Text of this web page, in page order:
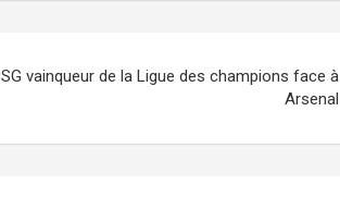
vainqueur de la Ligue des champions face à
Arsenal